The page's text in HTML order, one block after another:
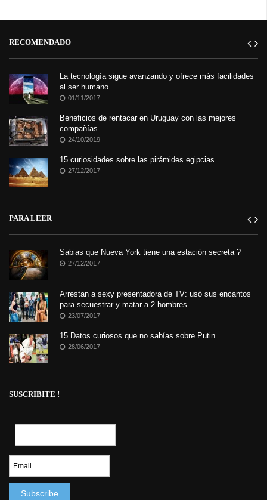
RECOMENDADO
La tecnología sigue avanzando y ofrece más facilidades
al ser humano
01/11/2017
Beneficios de rentacar en Uruguay con las mejores
compañías
24/10/2019
15 curiosidades sobre las pirámides egipcias
27/12/2017
PARA LEER
Sabias que Nueva York tiene una estación secreta ?
27/12/2017
Arrestan a sexy presentadora de TV: usó sus encantos
para secuestrar y matar a 2 hombres
23/07/2017
15 Datos curiosos que no sabías sobre Putin
28/06/2017
SUSCRIBITE !